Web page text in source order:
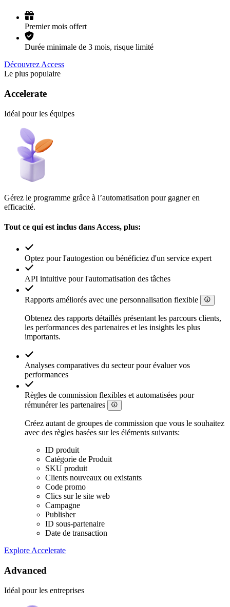
Premier mois offert
Durée minimale de 3 mois, risque limité
Découvrez Access
Le plus populaire
Accelerate
Idéal pour les équipes
Gérez le programme grâce à l’automatisation pour gagner en
efficacité.
Tout ce qui est inclus dans Access, plus:
Optez pour l'autogestion ou bénéficiez d'un service expert
API intuitive pour l'automatisation des tâches
Rapports améliorés avec une personnalisation flexible
Obtenez des rapports détaillés présentant les parcours clients,
les performances des partenaires et les insights les plus
importants.
Analyses comparatives du secteur pour évaluer vos
performances
Règles de commission flexibles et automatisées pour
rémunérer les partenaires
Créez autant de groupes de commission que vous le souhaitez
avec des règles basées sur les éléments suivants:
ID produit
Catégorie de Produit
SKU produit
Clients nouveaux ou existants
Code promo
Clics sur le site web
Campagne
Publisher
ID sous-partenaire
Date de transaction
Explore Accelerate
Advanced
Idéal pour les entreprises